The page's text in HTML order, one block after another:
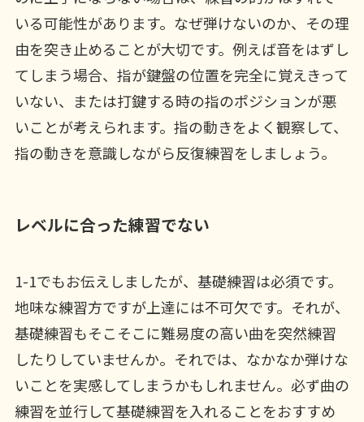
いる可能性があります。なぜ弾けないのか、その理
由を突き止めることが大切です。例えば音をはずし
てしまう場合、指が鍵盤の位置を完全に覚えきって
いない、または打鍵する時の指のポジションが悪
いことが考えられます。指の動きをよく観察して、
指の動きを意識しながら反復練習をしましょう。
レベルに合った練習でない
1-1でもお伝えしましたが、基礎練習は必須です。
地味な練習方ですが上達には不可欠です。それが、
基礎練習もそこそこに難易度の高い曲を突然練習
したりしていませんか。それでは、なかなか弾けな
いことを実感してしまうかもしれません。必ず曲の
練習を並行して基礎練習を入れることをおすすめ